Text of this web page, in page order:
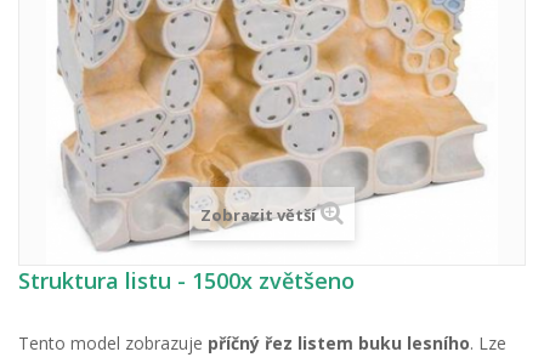
Zobrazit větší
Struktura listu - 1500x zvětšeno
Tento model zobrazuje příčný řez listem buku lesního. Lze